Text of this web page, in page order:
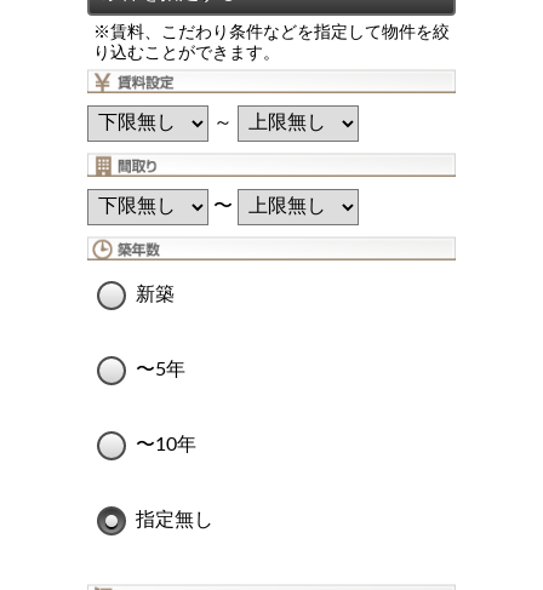
※賃料、こだわり条件などを指定して物件を絞
り込むことができます。
～
〜
新築
〜5年
〜10年
指定無し